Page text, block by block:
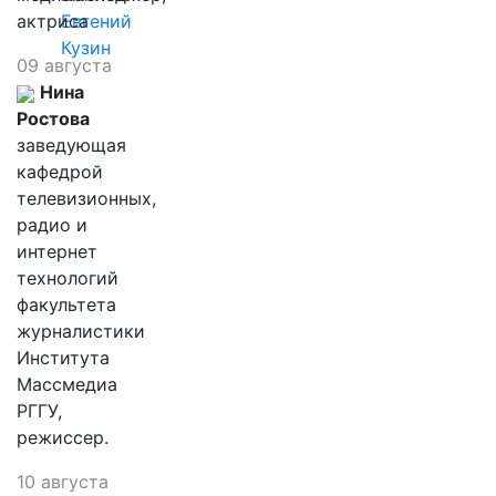
Евгений
Кузин
актриса
09 августа
Нина
Ростова
заведующая
кафедрой
телевизионных,
радио и
интернет
технологий
факультета
журналистики
Института
Массмедиа
РГГУ,
режиссер.
10 августа